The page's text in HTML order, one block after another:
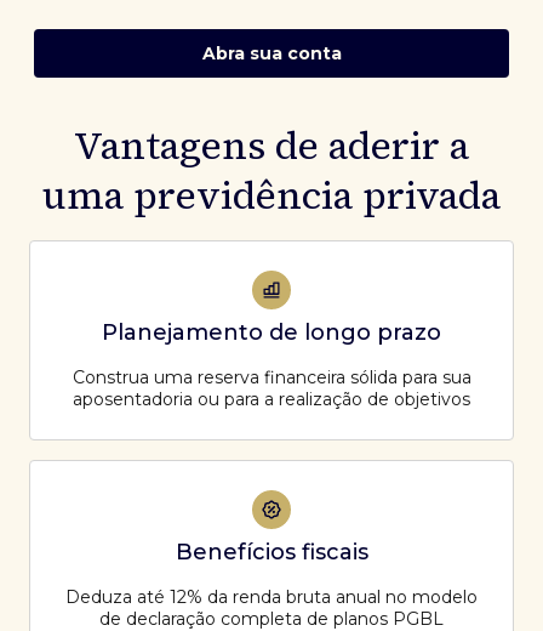
Abra sua conta
Vantagens de aderir a
uma previdência privada
Planejamento de longo prazo
Construa uma reserva financeira sólida para sua
aposentadoria ou para a realização de objetivos
Benefícios fiscais
Deduza até 12% da renda bruta anual no modelo
de declaração completa de planos PGBL